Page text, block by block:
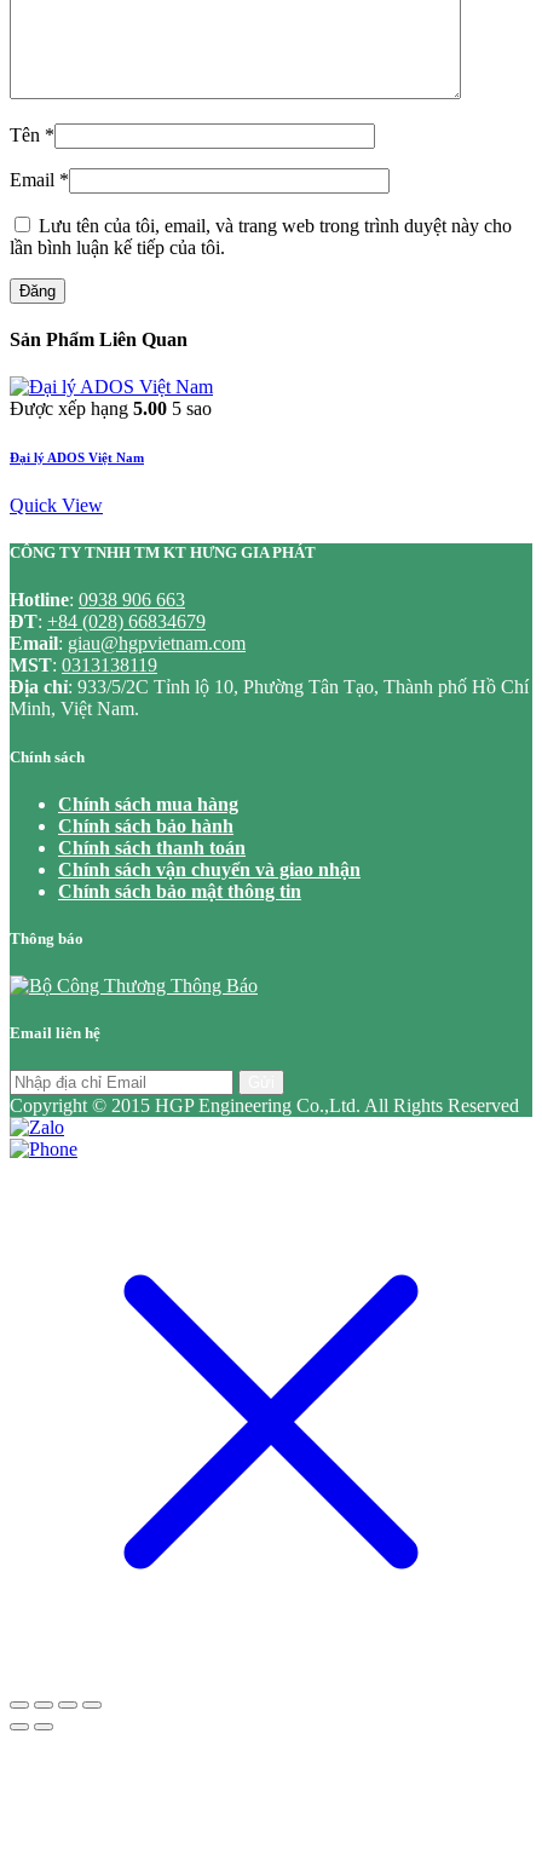
Tên *
Email *
Lưu tên của tôi, email, và trang web trong trình duyệt này cho
lần bình luận kế tiếp của tôi.
Đăng
Sản Phẩm Liên Quan
Được xếp hạng 5.00 5 sao
Đại lý ADOS Việt Nam
Quick View
CÔNG TY TNHH TM KT HƯNG GIA PHÁT
Hotline: 0938 906 663
ĐT: +84 (028) 66834679
Email: giau@hgpvietnam.com
MST: 0313138119
Địa chỉ: 933/5/2C Tỉnh lộ 10, Phường Tân Tạo, Thành phố Hồ Chí
Minh, Việt Nam.
Chính sách
Chính sách mua hàng
Chính sách bảo hành
Chính sách thanh toán
Chính sách vận chuyển và giao nhận
Chính sách bảo mật thông tin
Thông báo
Email liên hệ
Copyright © 2015 HGP Engineering Co.,Ltd. All Rights Reserved